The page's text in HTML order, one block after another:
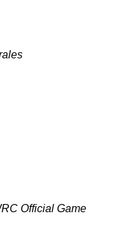
Official Game